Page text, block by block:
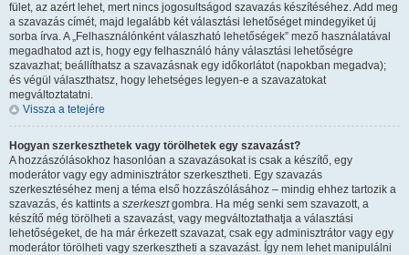
fület, az azért lehet, mert nincs jogosultságod szavazás készítéséhez. Add meg
a szavazás címét, majd legalább két választási lehetőséget mindegyiket új
sorba írva. A „Felhasználónként válaszható lehetőségek” mező használatával
megadhatod azt is, hogy egy felhasználó hány választási lehetőségre
szavazhat; beállíthatsz a szavazásnak egy időkorlátot (napokban megadva);
és végül választhatsz, hogy lehetséges legyen-e a szavazatokat
megváltoztatatni.
Vissza a tetejére
Hogyan szerkeszthetek vagy törölhetek egy szavazást?
A hozzászólásokhoz hasonlóan a szavazásokat is csak a készítő, egy
moderátor vagy egy adminisztrátor szerkesztheti. Egy szavazás
szerkesztéséhez menj a téma első hozzászólásához – mindig ehhez tartozik a
szavazás, és kattints a szerkesztgombra. Ha még senki sem szavazott, a
készítő még törölheti a szavazást, vagy megváltoztathatja a választási
lehetőségeket, de ha már érkezett szavazat, csak egy adminisztrátor vagy egy
moderátor törölheti vagy szerkesztheti a szavazást. Így nem lehet manipulálni